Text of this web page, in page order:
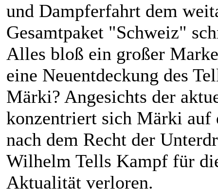
und Dampferfahrt dem
Gesamtpaket "Schweiz"
Alles bloß ein großer
eine Neuentdeckung des
Märki? Angesichts der
konzentriert sich Märki
nach dem Recht der
Wilhelm Tells Kampf für
Aktualität verloren.